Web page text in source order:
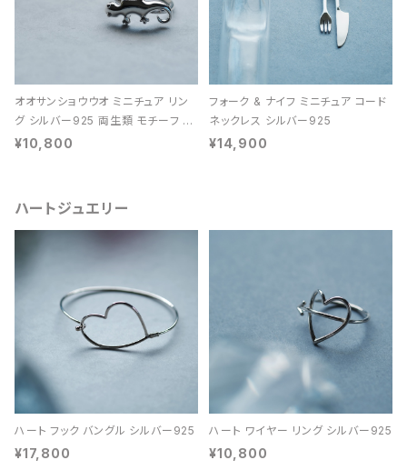
オオサンショウウオ ミニチュア リン
グ シルバー925 両生類 モチーフ レ
ディース ユニセックス
¥10,800
フォーク & ナイフ ミニチュア コード
ネックレス シルバー925
¥14,900
ハートジュエリー
ハート フック バングル シルバー925
¥17,800
ハート ワイヤー リング シルバー925
¥10,800